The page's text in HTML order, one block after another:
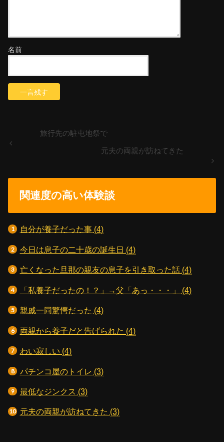
名前
旅行先の駐屯地祭で
元夫の両親が訪ねてきた
関連度の高い体験談
自分が養子だった事 (4)
今日は息子の二十歳の誕生日 (4)
亡くなった旦那の親友の息子を引き取った話 (4)
「私養子だったの！？」→父「あっ・・・」 (4)
親戚一同驚愕だった (4)
両親から養子だと告げられた (4)
わい寂しい (4)
パチンコ屋のトイレ (3)
最低なジンクス (3)
元夫の両親が訪ねてきた (3)